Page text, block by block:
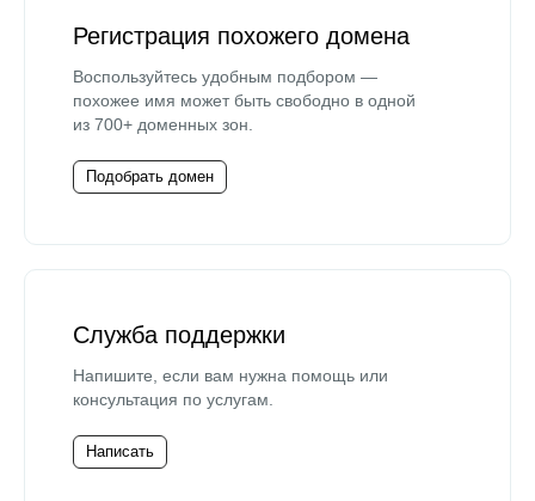
Регистрация похожего домена
Воспользуйтесь удобным подбором —
похожее имя может быть свободно в одной
из 700+ доменных зон.
Подобрать домен
Служба поддержки
Напишите, если вам нужна помощь или
консультация по услугам.
Написать